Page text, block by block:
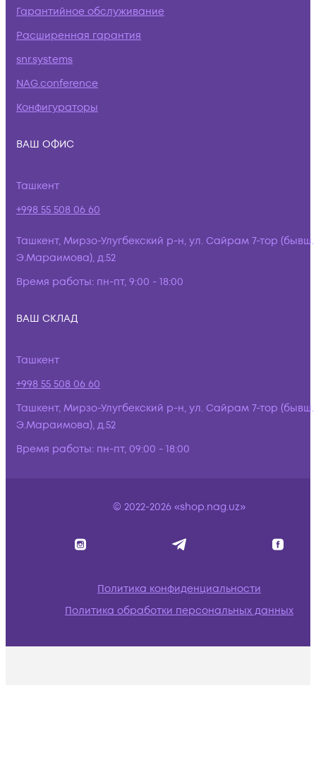
Гарантийное обслуживание
Расширенная гарантия
snr.systems
NAG.conference
Конфигураторы
ВАШ ОФИС
Ташкент
+998 55 508 06 60
Ташкент, Мирзо-Улугбекский р-н, ул. Сайрам 7-тор (бывш.
Э.Мараимова), д.52
Время работы: пн-пт, 9:00 - 18:00
ВАШ СКЛАД
Ташкент
+998 55 508 06 60
Ташкент, Мирзо-Улугбекский р-н, ул. Сайрам 7-тор (бывш.
Э.Мараимова), д.52
Время работы: пн-пт, 09:00 - 18:00
© 2022-2026 «shop.nag.uz»
Политика конфиденциальности
Политика обработки персональных данных